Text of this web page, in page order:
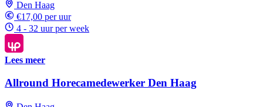
Den Haag
€17,00 per uur
4 - 32 uur per week
Lees meer
Allround Horecamedewerker Den Haag